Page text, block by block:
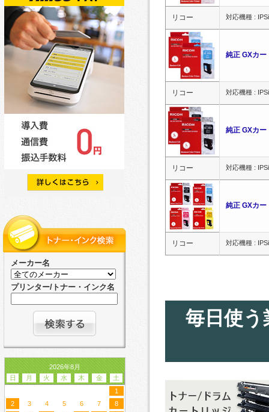
メーカー名
プリンター/トナー・インク名
2026年8月
日
月 火 水 木 金
土
1
2
3 4 5 6 7
8
リコー 対応機種 :
純正 GXカ
リコー 対応機種 :
純正 GXカ
リコー 対応機種 :
純正 GXカ
リコー 対応機種 :
毎日使う